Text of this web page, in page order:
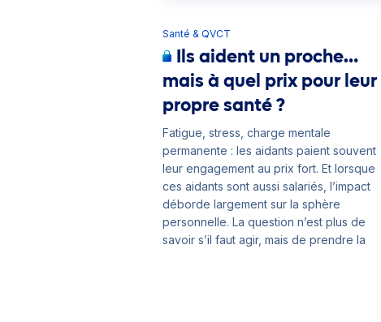
Santé & QVCT
Ils aident un proche…
mais à quel prix pour leur
propre santé ?
Fatigue, stress, charge mentale
permanente : les aidants paient souvent
leur engagement au prix fort. Et lorsque
ces aidants sont aussi salariés, l’impact
déborde largement sur la sphère
personnelle. La question n’est plus de
savoir s’il faut agir, mais de prendre la